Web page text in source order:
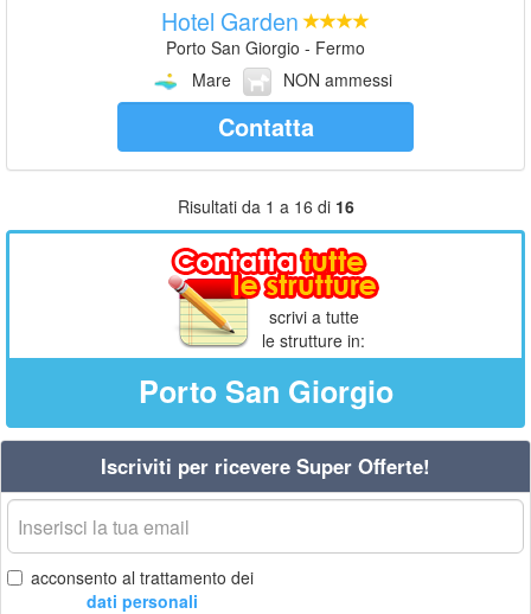
Hotel Garden
Porto San Giorgio - Fermo
Mare
NON ammessi
Contatta
Risultati da 1 a 16 di 16
scrivi a tutte
le strutture in:
Porto San Giorgio
Iscriviti per ricevere Super Offerte!
La
tua
email
acconsento al trattamento dei
dati personali